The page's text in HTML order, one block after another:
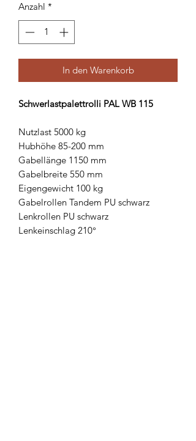
Anzahl *
In den Warenkorb
Schwerlastpalettrolli PAL WB 115
Nutzlast 5000 kg
Hubhöhe 85-200 mm
Gabellänge 1150 mm
Gabelbreite 550 mm
Eigengewicht 100 kg
Gabelrollen Tandem PU schwarz
Lenkrollen PU schwarz
Lenkeinschlag 210°